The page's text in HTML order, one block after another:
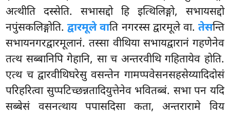
अत्थीति दस्सेति. सभासद्दो हि इत्थिलिङ्गो, सभायसद्दो
नपुंसकलिङ्गोति.द्वारमूले वाति नगरस्स द्वारमूले वा. तेसन्ति
सभायनगरद्वारमूलानं. तस्सा वीथिया सभायद्वारानं गहणेनेव
तत्थ सब्बानिपि गेहानि, सा च अन्तरवीथि गहितायेव होति.
एत्थ च द्वारवीथिघरेसु वसन्तेन गामप्पवेसनसहसेय्यादिदोसं
परिहरित्वा सुप्पटिच्छन्नतादियुत्तेनेव भवितब्बं. सभा पन यदि
सब्बेसं वसनत्थाय पपासदिसा कता, अन्तरारामे विय